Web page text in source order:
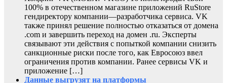
100% в отечественном магазине приложений RuStore
гендиректору компании—разработчика сервиса. VK
также принял решение полностью отказаться от домена
.com и завершить переход на домен .ru. Эксперты
связывают эти действия с попыткой компании снизить
санкционные риски после того, как Евросоюз ввел
ограничения против компании. Ранее сервисы VK и
приложение […]
Данные выгрузят на платформы